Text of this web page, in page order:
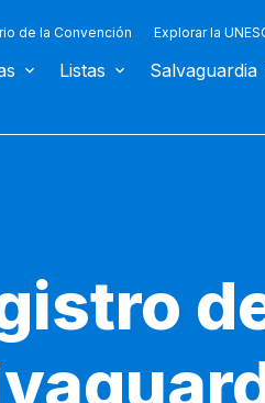
de la Convención Explorar la
Listas Salvaguardia